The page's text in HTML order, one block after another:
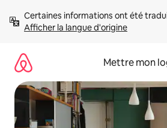
directement
Afficher la langue d'origine
Mettre mon